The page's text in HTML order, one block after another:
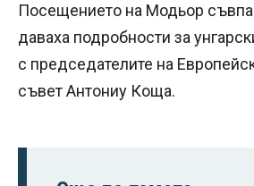
Посещението на Модьор
даваха подробности за
с председателите на
съвет Антониу Коща.